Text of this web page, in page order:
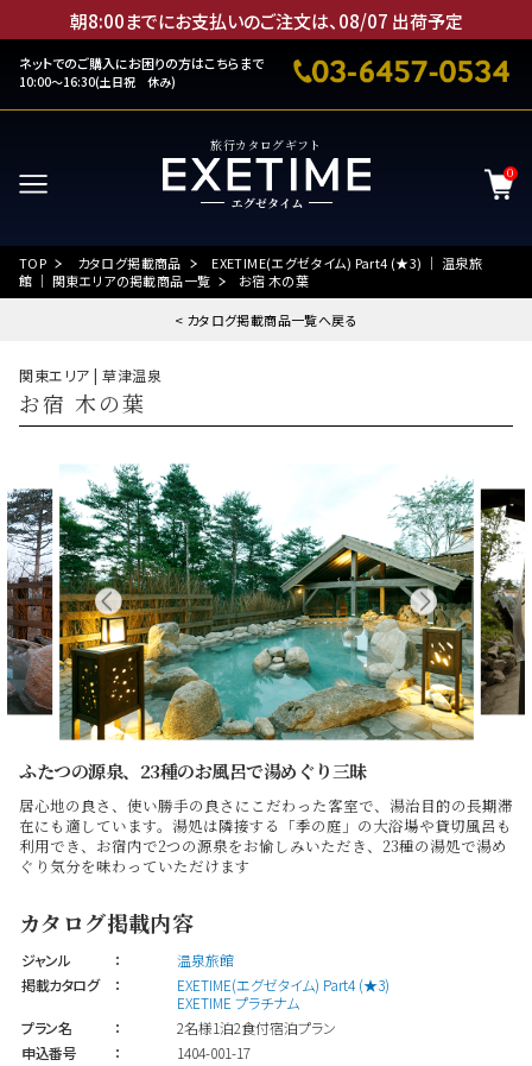
朝8:00までにお支払いのご注文は、08/07 出荷予定
ネットでのご購入にお困りの方はこちらまで
10:00～16:30(土日祝 休み)
旅行カタログギフト
0
TOP カタログ掲載商品
EXETIME(エグゼタイム) Part4 (★3) ｜ 温泉旅
館 ｜ 関東エリアの掲載商品一覧
お宿 木の葉
< カタログ掲載商品一覧へ戻る
関東エリア | 草津温泉
お宿 木の葉
ふたつの源泉、23種のお風呂で湯めぐり三昧
居心地の良さ、使い勝手の良さにこだわった客室で、湯治目的の長期滞
在にも適しています。湯処は隣接する「季の庭」の大浴場や貸切風呂も
利用でき、お宿内で2つの源泉をお愉しみいただき、23種の湯処で湯め
ぐり気分を味わっていただけます
カタログ掲載内容
ジャンル ：
温泉旅館
掲載カタログ
：
EXETIME(エグゼタイム) Part4 (★3)
EXETIME プラチナム
プラン名
：
2名様1泊2食付宿泊プラン
申込番号
：
1404-001-17